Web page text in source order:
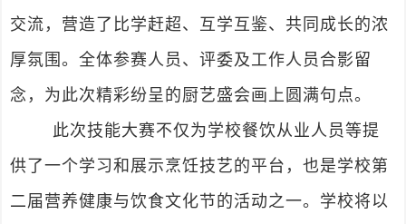
交流，营造了比学赶超、互学互鉴、共同成长的浓
厚氛围。全体参赛人员、评委及工作人员合影留
念，为此次精彩纷呈的厨艺盛会画上圆满句点。
此次技能大赛不仅为学校餐饮从业人员等提
供了一个学习和展示烹饪技艺的平台，也是学校第
二届营养健康与饮食文化节的活动之一。学校将以